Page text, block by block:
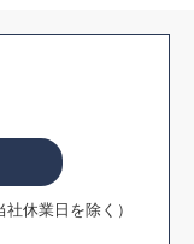
休業日を除く）